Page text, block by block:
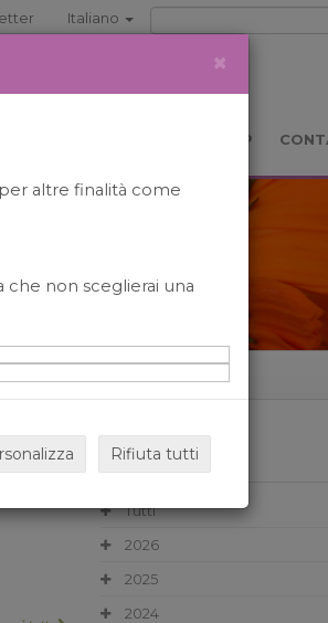
Italiano
BOOKSHOP
ARCHIVIO
Tutti
2026
2025
2024
×
altre finalità come
che non sceglierai una
Rifiuta tutti